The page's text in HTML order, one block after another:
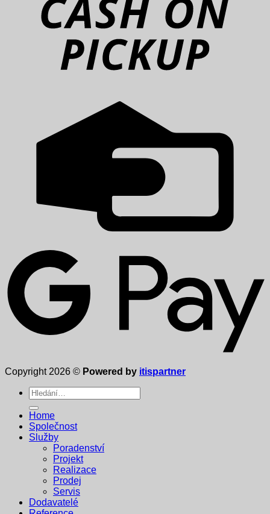
Copyright 2026 © Powered by itispartner
Hledat:
Home
Společnost
Služby
Poradenství
Projekt
Realizace
Prodej
Servis
Dodavatelé